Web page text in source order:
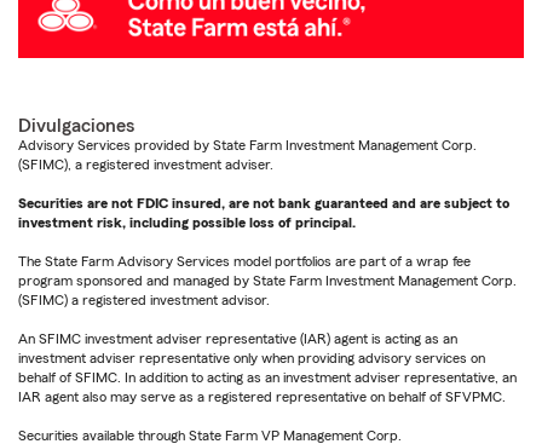
Divulgaciones
Advisory Services provided by State Farm Investment Management Corp.
(SFIMC), a registered investment adviser.
Securities are not FDIC insured, are not bank guaranteed and are subject to
investment risk, including possible loss of principal.
The State Farm Advisory Services model portfolios are part of a wrap fee
program sponsored and managed by State Farm Investment Management Corp.
(SFIMC) a registered investment advisor.
An SFIMC investment adviser representative (IAR) agent is acting as an
investment adviser representative only when providing advisory services on
behalf of SFIMC. In addition to acting as an investment adviser representative, an
IAR agent also may serve as a registered representative on behalf of SFVPMC.
Securities available through State Farm VP Management Corp.